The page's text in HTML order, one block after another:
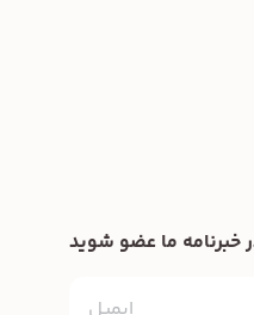
خبرنامه ما عضو شوید